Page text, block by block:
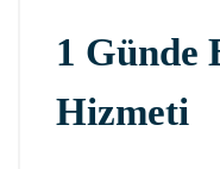
1 Günde
Hizmeti